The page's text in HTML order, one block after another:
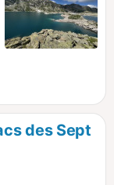
des Sept